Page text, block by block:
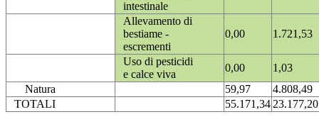
intestinale
Allevamento di
bestiame -
escrementi
0,00 1.721,53
Uso di pesticidi
e calce viva
0,00
1,03
Natura
59,97
4.808,49
TOTALI
55.171,3423.177,20